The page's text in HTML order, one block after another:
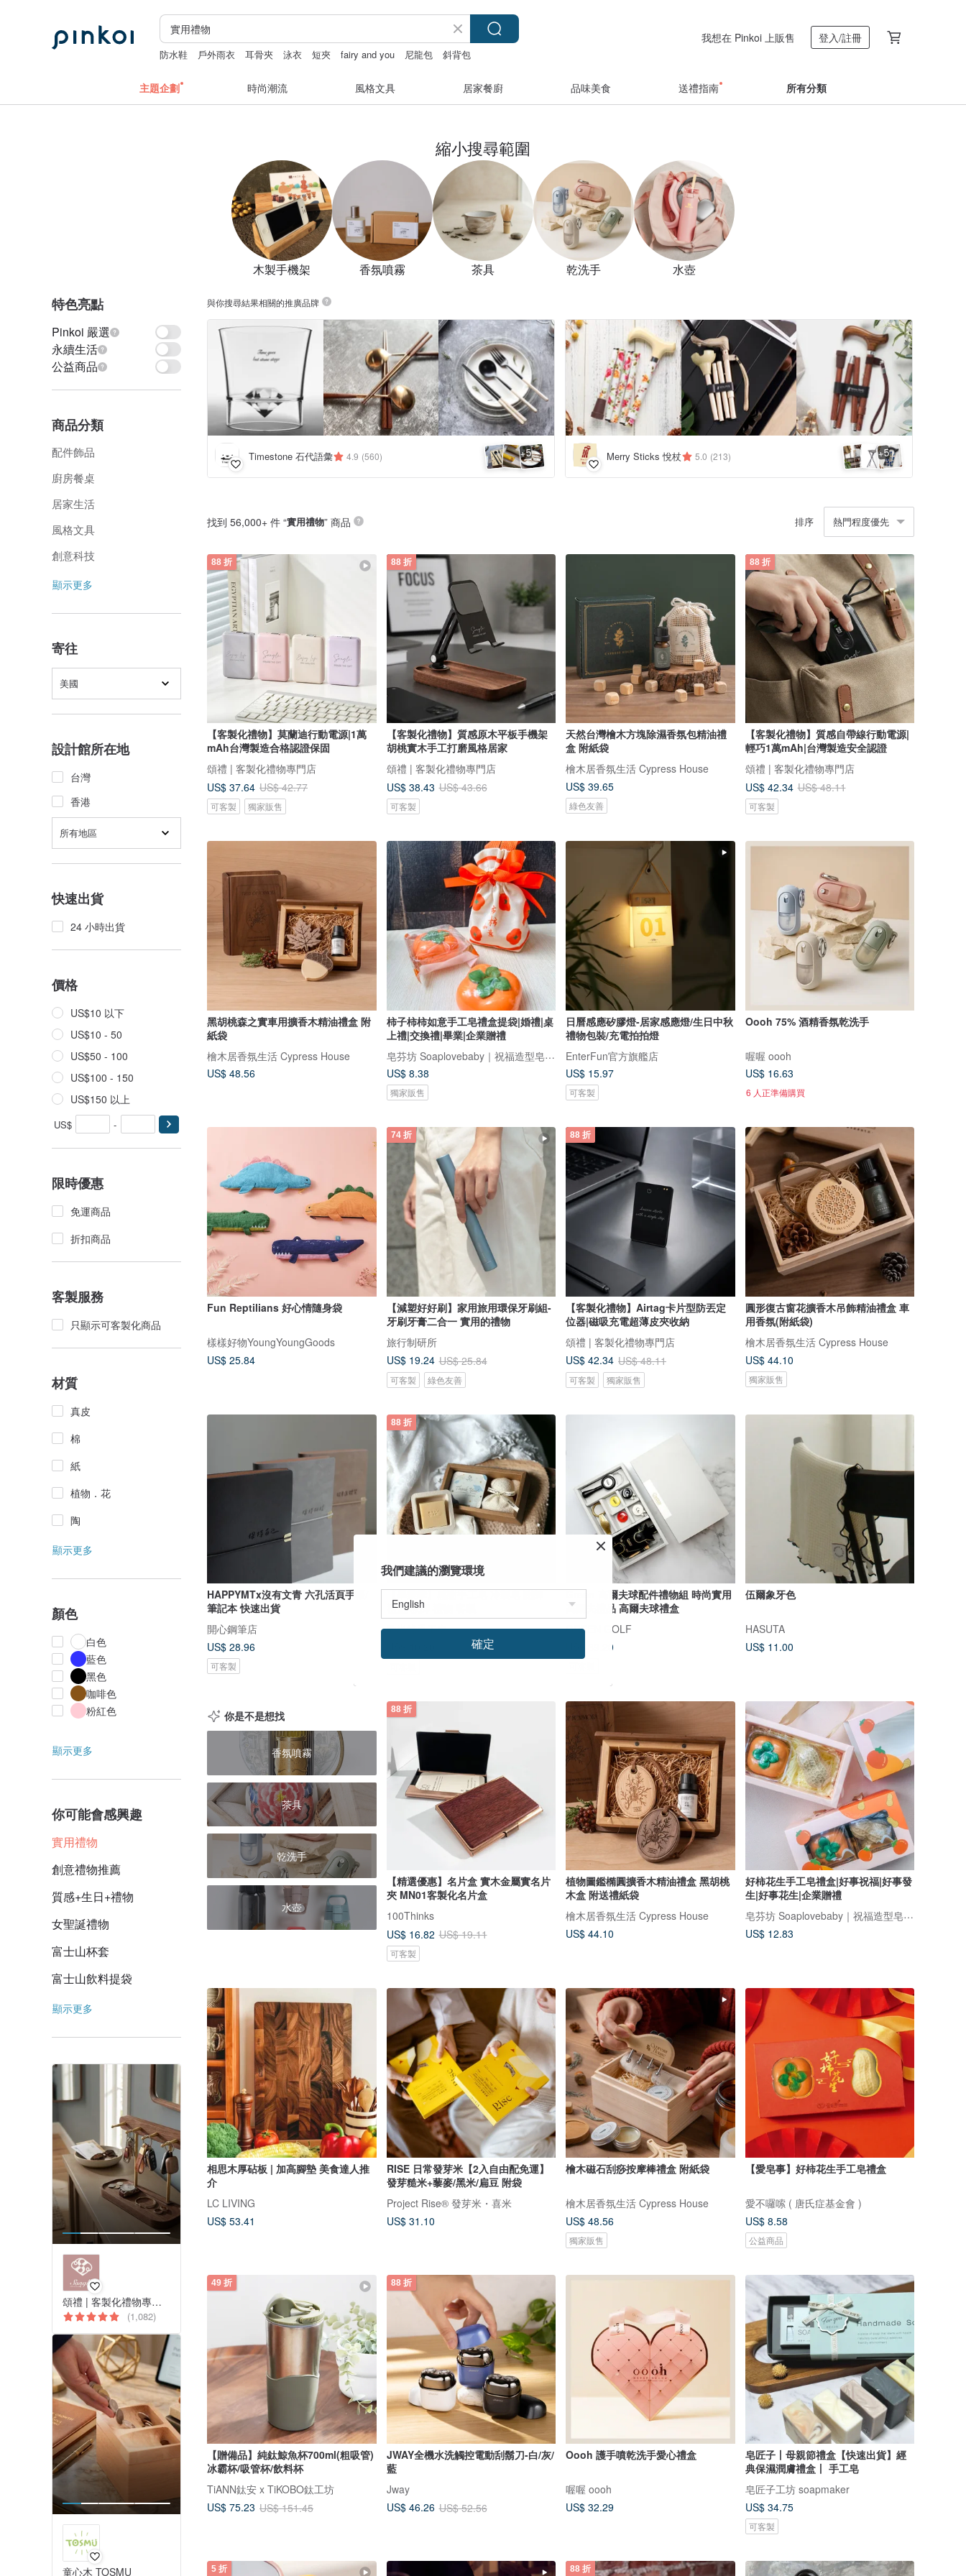
防水鞋 戶外雨衣 耳骨夾 泳衣 短夾 fairy and you 尼龍包 斜背包
我想在 Pinkoi 上販售 登入/註冊
主題企劃 時尚潮流 風格文具 居家餐廚 品味美食 送禮指南 所有分類
縮小搜尋範圍
木製手機架 香氛噴霧 茶具 乾洗手 水壺
特色亮點
Pinkoi 嚴選
永續生活
公益商品
商品分類
配件飾品
廚房餐桌
居家生活
風格文具
創意科技
顯示更多
寄往
美國
設計館所在地
台灣
香港
所有地區
快速出貨
24 小時出貨
價格
US$10 以下
US$10 - 50
US$50 - 100
US$100 - 150
US$150 以上
US$ -
限時優惠
免運商品
折扣商品
客製服務
只顯示可客製化商品
材質
真皮
棉
紙
植物．花
陶
顯示更多
顏色
白色
藍色
黑色
咖啡色
粉紅色
顯示更多
你可能會感興趣
實用禮物
創意禮物推薦
質感+生日+禮物
女聖誕禮物
富士山杯套
富士山飲料提袋
顯示更多
頌禮 | 客製化禮物專門店
(1,082)
童心木 TOSMU
與你搜尋結果相關的推廣品牌
Timestone 石代語彙 4.9 (560) +5 Merry Sticks 悅杖 5.0 (213) +5
找到 56,000+ 件 “實用禮物” 商品 排序 熱門程度優先
88 折
【客製化禮物】莫蘭迪行動電源|1萬
mAh台灣製造合格認證保固
頌禮 | 客製化禮物專門店
US$ 37.64 US$ 42.77
可客製 獨家販售
88 折
【客製化禮物】質感原木平板手機架
胡桃實木手工打磨風格居家
頌禮 | 客製化禮物專門店
US$ 38.43 US$ 43.66
可客製
天然台灣檜木方塊除濕香氛包精油禮
盒 附紙袋
檜木居香氛生活 Cypress House
US$ 39.65
綠色友善
88 折
【客製化禮物】質感自帶線行動電源|
輕巧1萬mAh|台灣製造安全認證
頌禮 | 客製化禮物專門店
US$ 42.34 US$ 48.11
可客製
黑胡桃森之實車用擴香木精油禮盒 附
紙袋
檜木居香氛生活 Cypress House
US$ 48.56
柿子柿柿如意手工皂禮盒提袋|婚禮|桌
上禮|交換禮|畢業|企業贈禮
皂芬坊 Soaplovebaby｜祝福造型皂設計館
US$ 8.38
獨家販售
日曆感應矽膠燈-居家感應燈/生日中秋
禮物包裝/充電拍拍燈
EnterFun官方旗艦店
US$ 15.97
可客製
Oooh 75% 酒精香氛乾洗手
喔喔 oooh
US$ 16.63
6 人正準備購買
Fun Reptilians 好心情隨身袋
樣樣好物YoungYoungGoods
US$ 25.84
74 折
【減塑好好刷】家用旅用環保牙刷組-
牙刷牙膏二合一 實用的禮物
旅行制研所
US$ 19.24 US$ 25.84
可客製 綠色友善
88 折
【客製化禮物】Airtag卡片型防丟定
位器|磁吸充電超薄皮夾收納
頌禮 | 客製化禮物專門店
US$ 42.34 US$ 48.11
可客製 獨家販售
圓形復古窗花擴香木吊飾精油禮盒 車
用香氛(附紙袋)
檜木居香氛生活 Cypress House
US$ 44.10
獨家販售
HAPPYMTx沒有文青 六孔活頁手帳/
筆記本 快速出貨
開心鋼筆店
US$ 28.96
可客製
88 折
【畢業季】感謝手工皂 冷製皂 謝師
禮盒 教師 禮物 客製
歐米綠手工皂
US$ 11.59
Green 高爾夫球配件禮物組 時尚實用
高爾夫禮品 高爾夫球禮盒
GREEN GOLF
US$ 39.20
伍爾象牙色
HASUTA
US$ 11.00
你是不是想找
香氛噴霧
茶具
乾洗手
水壺
88 折
【精選優惠】名片盒 實木金屬實名片
夾 MN01客製化名片盒
100Thinks
US$ 16.82 US$ 19.11
可客製
植物圖鑑橢圓擴香木精油禮盒 黑胡桃
木盒 附送禮紙袋
檜木居香氛生活 Cypress House
US$ 44.10
好柿花生手工皂禮盒|好事祝福|好事發
生|好事花生|企業贈禮
皂芬坊 Soaplovebaby｜祝福造型皂設計館
US$ 12.83
相思木厚砧板 | 加高腳墊 美食達人推
介
LC LIVING
US$ 53.41
RISE 日常發芽米【2入自由配免運】
發芽糙米+藜麥/黑米/扁豆 附袋
Project Rise® 發芽米・喜米
US$ 31.10
檜木磁石刮痧按摩棒禮盒 附紙袋
檜木居香氛生活 Cypress House
US$ 48.56
獨家販售
【愛皂事】好柿花生手工皂禮盒
愛不囉嗦 ( 唐氏症基金會 )
US$ 8.58
公益商品
49 折
【贈備品】純鈦鯨魚杯700ml(粗吸管)
冰霸杯/吸管杯/飲料杯
TiANN鈦安 x TiKOBO鈦工坊
US$ 75.23 US$ 151.45
88 折
JWAY全機水洗觸控電動刮鬍刀-白/灰/
藍
Jway
US$ 46.26 US$ 52.56
Oooh 護手噴乾洗手愛心禮盒
喔喔 oooh
US$ 32.29
皂匠子丨母親節禮盒【快速出貨】經
典保濕潤膚禮盒丨 手工皂
皂匠子工坊 soapmaker
US$ 34.75
可客製
5 折 88 折
我們建議的瀏覽環境
確定